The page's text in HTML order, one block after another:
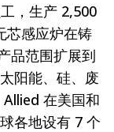
，生产 2,500
芯感应炉在铸
品范围扩展到
阳能、硅、废
在美国和
各地设有 7 个